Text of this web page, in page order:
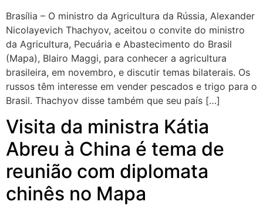
Brasília – O ministro da Agricultura da Rússia, Alexander
Nicolayevich Thachyov, aceitou o convite do ministro
da Agricultura, Pecuária e Abastecimento do Brasil
(Mapa), Blairo Maggi, para conhecer a agricultura
brasileira, em novembro, e discutir temas bilaterais. Os
russos têm interesse em vender pescados e trigo para o
Brasil. Thachyov disse também que seu país […]
Visita da ministra Kátia
Abreu à China é tema de
reunião com diplomata
chinês no Mapa